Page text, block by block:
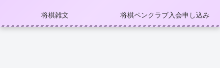
将棋雑文 将棋ペンクラブ入会申し込み